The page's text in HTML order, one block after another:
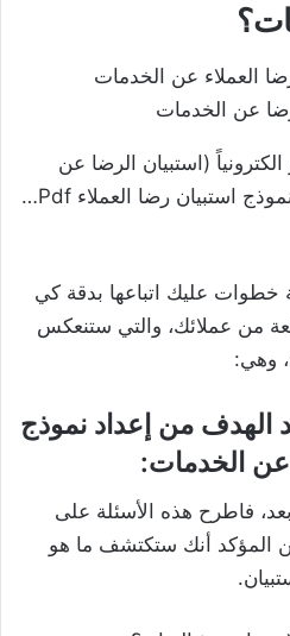
عن الخدمات
(استبيان الرضا عن
الخدمات Doc، أو استمارة نموذج استبيان رضا العملاء Pdf…
خطوات عليك اتباعها بدقة كي
من عملائك، والتي ستنعكس
وهي:
الهدف من إعداد نموذج
عن الخدمات:
فاطرح هذه الأسئلة على
المؤكد أنك ستكتشف ما هو